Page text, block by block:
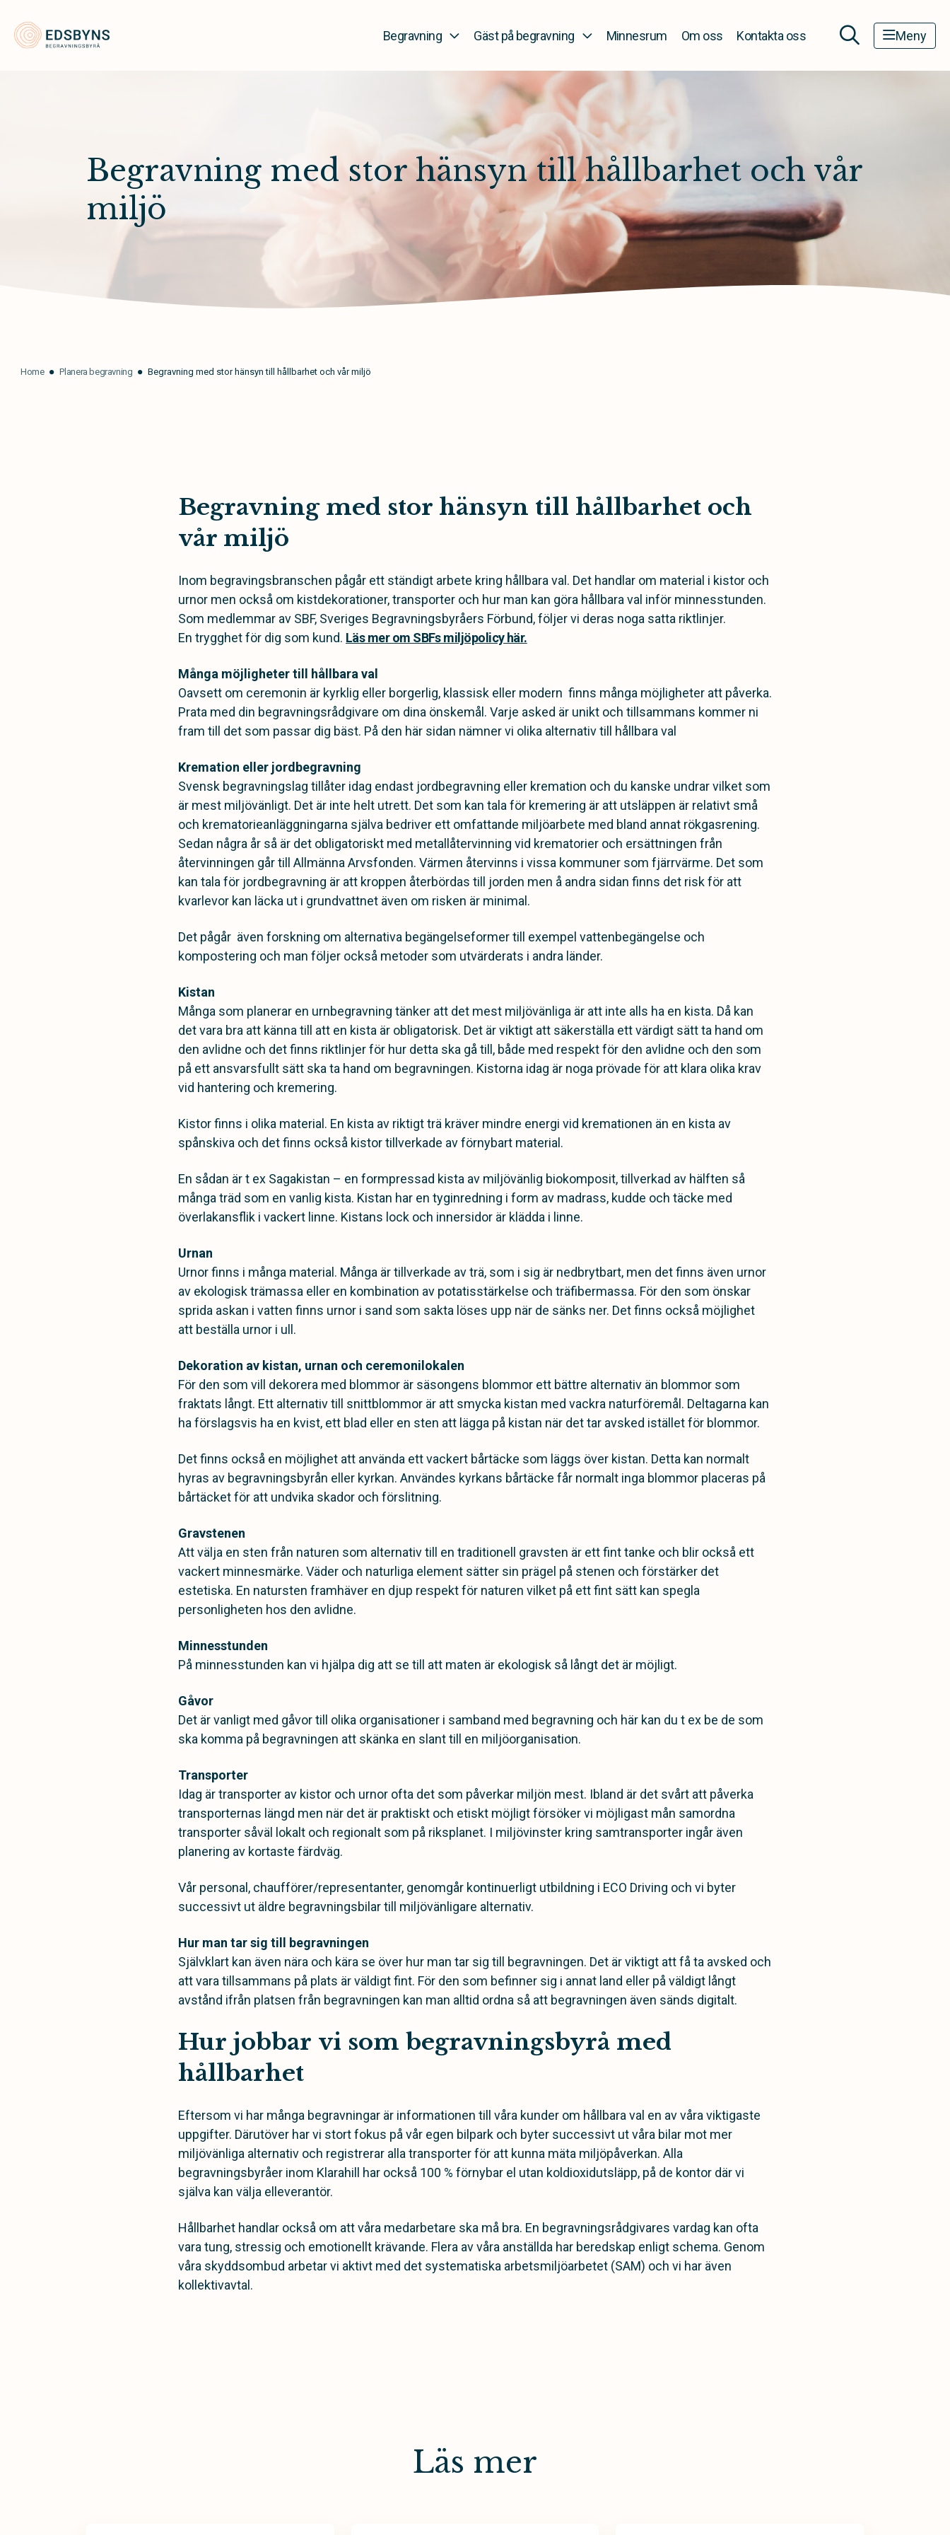
Edsbyns Begravningsbyrå Begravning Gäst på begravning Minnesrum Om oss Kontakta oss Meny
Begravning med stor hänsyn till hållbarhet och vår
miljö
Home Planera begravning Begravning med stor hänsyn till hållbarhet och vår miljö
Begravning med stor hänsyn till hållbarhet och
vår miljö
Inom begravingsbranschen pågår ett ständigt arbete kring hållbara val. Det handlar om material i kistor och
urnor men också om kistdekorationer, transporter och hur man kan göra hållbara val inför minnesstunden.
Som medlemmar av SBF, Sveriges Begravningsbyråers Förbund, följer vi deras noga satta riktlinjer.
En trygghet för dig som kund. Läs mer om SBFs miljöpolicy här.
Många möjligheter till hållbara val
Oavsett om ceremonin är kyrklig eller borgerlig, klassisk eller modern finns många möjligheter att påverka.
Prata med din begravningsrådgivare om dina önskemål. Varje asked är unikt och tillsammans kommer ni
fram till det som passar dig bäst. På den här sidan nämner vi olika alternativ till hållbara val
Kremation eller jordbegravning
Svensk begravningslag tillåter idag endast jordbegravning eller kremation och du kanske undrar vilket som
är mest miljövänligt. Det är inte helt utrett. Det som kan tala för kremering är att utsläppen är relativt små
och krematorieanläggningarna själva bedriver ett omfattande miljöarbete med bland annat rökgasrening.
Sedan några år så är det obligatoriskt med metallåtervinning vid krematorier och ersättningen från
återvinningen går till Allmänna Arvsfonden. Värmen återvinns i vissa kommuner som fjärrvärme. Det som
kan tala för jordbegravning är att kroppen återbördas till jorden men å andra sidan finns det risk för att
kvarlevor kan läcka ut i grundvattnet även om risken är minimal.
Det pågår även forskning om alternativa begängelseformer till exempel vattenbegängelse och
kompostering och man följer också metoder som utvärderats i andra länder.
Kistan
Många som planerar en urnbegravning tänker att det mest miljövänliga är att inte alls ha en kista. Då kan
det vara bra att känna till att en kista är obligatorisk. Det är viktigt att säkerställa ett värdigt sätt ta hand om
den avlidne och det finns riktlinjer för hur detta ska gå till, både med respekt för den avlidne och den som
på ett ansvarsfullt sätt ska ta hand om begravningen. Kistorna idag är noga prövade för att klara olika krav
vid hantering och kremering.
Kistor finns i olika material. En kista av riktigt trä kräver mindre energi vid kremationen än en kista av
spånskiva och det finns också kistor tillverkade av förnybart material.
En sådan är t ex Sagakistan – en formpressad kista av miljövänlig biokomposit, tillverkad av hälften så
många träd som en vanlig kista. Kistan har en tyginredning i form av madrass, kudde och täcke med
överlakansflik i vackert linne. Kistans lock och innersidor är klädda i linne.
Urnan
Urnor finns i många material. Många är tillverkade av trä, som i sig är nedbrytbart, men det finns även urnor
av ekologisk trämassa eller en kombination av potatisstärkelse och träfibermassa. För den som önskar
sprida askan i vatten finns urnor i sand som sakta löses upp när de sänks ner. Det finns också möjlighet
att beställa urnor i ull.
Dekoration av kistan, urnan och ceremonilokalen
För den som vill dekorera med blommor är säsongens blommor ett bättre alternativ än blommor som
fraktats långt. Ett alternativ till snittblommor är att smycka kistan med vackra naturföremål. Deltagarna kan
ha förslagsvis ha en kvist, ett blad eller en sten att lägga på kistan när det tar avsked istället för blommor.
Det finns också en möjlighet att använda ett vackert bårtäcke som läggs över kistan. Detta kan normalt
hyras av begravningsbyrån eller kyrkan. Användes kyrkans bårtäcke får normalt inga blommor placeras på
bårtäcket för att undvika skador och förslitning.
Gravstenen
Att välja en sten från naturen som alternativ till en traditionell gravsten är ett fint tanke och blir också ett
vackert minnesmärke. Väder och naturliga element sätter sin prägel på stenen och förstärker det
estetiska. En natursten framhäver en djup respekt för naturen vilket på ett fint sätt kan spegla
personligheten hos den avlidne.
Minnesstunden
På minnesstunden kan vi hjälpa dig att se till att maten är ekologisk så långt det är möjligt.
Gåvor
Det är vanligt med gåvor till olika organisationer i samband med begravning och här kan du t ex be de som
ska komma på begravningen att skänka en slant till en miljöorganisation.
Transporter
Idag är transporter av kistor och urnor ofta det som påverkar miljön mest. Ibland är det svårt att påverka
transporternas längd men när det är praktiskt och etiskt möjligt försöker vi möjligast mån samordna
transporter såväl lokalt och regionalt som på riksplanet. I miljövinster kring samtransporter ingår även
planering av kortaste färdväg.
Vår personal, chaufförer/representanter, genomgår kontinuerligt utbildning i ECO Driving och vi byter
successivt ut äldre begravningsbilar till miljövänligare alternativ.
Hur man tar sig till begravningen
Självklart kan även nära och kära se över hur man tar sig till begravningen. Det är viktigt att få ta avsked och
att vara tillsammans på plats är väldigt fint. För den som befinner sig i annat land eller på väldigt långt
avstånd ifrån platsen från begravningen kan man alltid ordna så att begravningen även sänds digitalt.
Hur jobbar vi som begravningsbyrå med
hållbarhet
Eftersom vi har många begravningar är informationen till våra kunder om hållbara val en av våra viktigaste
uppgifter. Därutöver har vi stort fokus på vår egen bilpark och byter successivt ut våra bilar mot mer
miljövänliga alternativ och registrerar alla transporter för att kunna mäta miljöpåverkan. Alla
begravningsbyråer inom Klarahill har också 100 % förnybar el utan koldioxidutsläpp, på de kontor där vi
själva kan välja elleverantör.
Hållbarhet handlar också om att våra medarbetare ska må bra. En begravningsrådgivares vardag kan ofta
vara tung, stressig och emotionellt krävande. Flera av våra anställda har beredskap enligt schema. Genom
våra skyddsombud arbetar vi aktivt med det systematiska arbetsmiljöarbetet (SAM) och vi har även
kollektivavtal.
Läs mer